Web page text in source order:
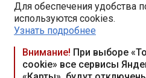
Для обеспечения удобства
используются cookies.
Узнать подробнее
Внимание! При выборе
cookie» все сервисы
Книга замечаний и предложений
Правила и документы
Praca.by © 2000—2026, ООО
Республика Беларусь, 220114, г.
117а, пом. № 9.